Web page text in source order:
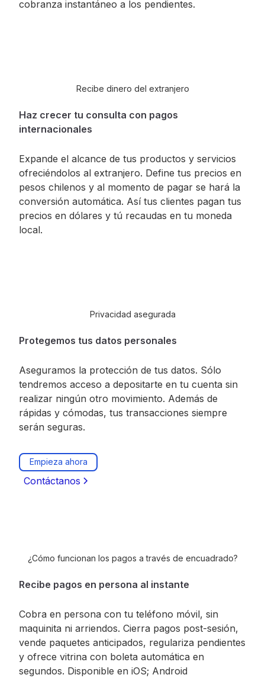
cobranza instantáneo a los pendientes.
Recibe dinero del extranjero
Haz crecer tu consulta con pagos
internacionales
Expande el alcance de tus productos y servicios
ofreciéndolos al extranjero. Define tus precios en
pesos chilenos y al momento de pagar se hará la
conversión automática. Así tus clientes pagan tus
precios en dólares y tú recaudas en tu moneda
local.
Privacidad asegurada
Protegemos tus datos personales
Aseguramos la protección de tus datos. Sólo
tendremos acceso a depositarte en tu cuenta sin
realizar ningún otro movimiento. Además de
rápidas y cómodas, tus transacciones siempre
serán seguras.
Empieza ahora
Contáctanos
¿Cómo funcionan los pagos a través de encuadrado?
Recibe pagos en persona al instante
Cobra en persona con tu teléfono móvil, sin
maquinita ni arriendos. Cierra pagos post-sesión,
vende paquetes anticipados, regulariza pendientes
y ofrece vitrina con boleta automática en
segundos. Disponible en iOS; Android